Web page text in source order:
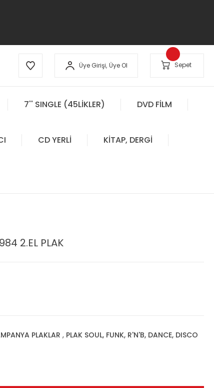
Üye Girişi, Üye Ol Sepet
7'' SINGLE (45LİKLER) DVD FİLM
CD YERLİ KİTAP, DERGİ
2.EL PLAK
PLAKLAR , PLAK SOUL, FUNK, R'N'B, DANCE, DISCO